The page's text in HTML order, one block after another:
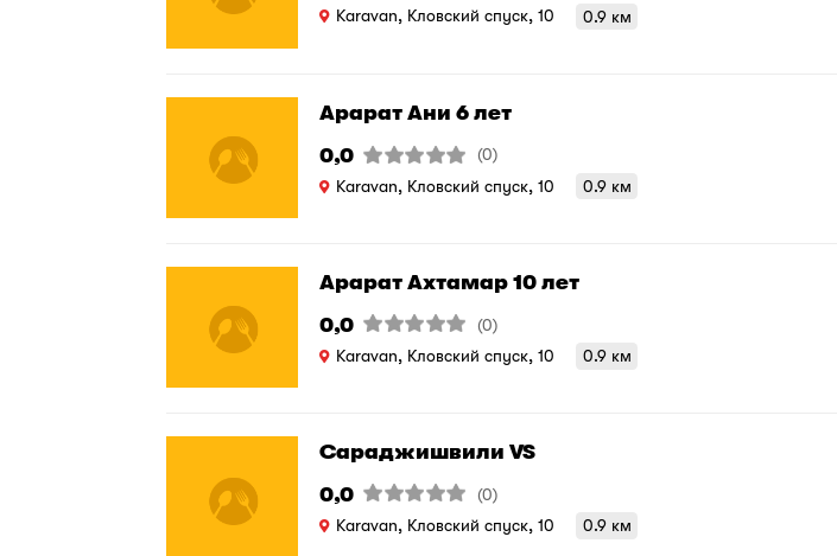
Karavan, Кловский спуск, 10
0.9 км
Арарат Ани 6 лет
0,0
(0)
Karavan, Кловский спуск, 10
0.9 км
Арарат Ахтамар 10 лет
0,0
(0)
Karavan, Кловский спуск, 10
0.9 км
Сараджишвили VS
0,0
(0)
Karavan, Кловский спуск, 10
0.9 км